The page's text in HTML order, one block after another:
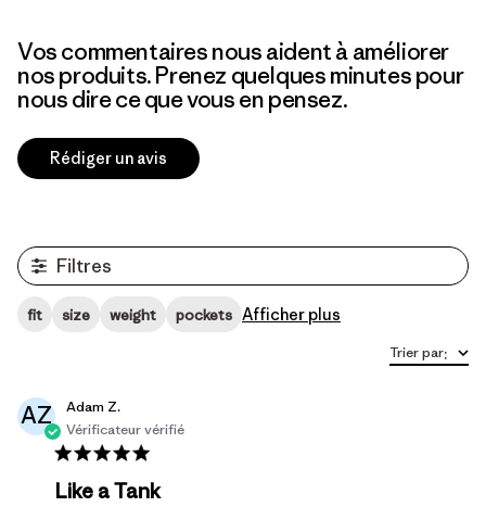
Vos commentaires nous aident à améliorer
nos produits. Prenez quelques minutes pour
nous dire ce que vous en pensez.
Rédiger un avis
Filtres
fit size weight pockets Afficher plus
Trier par:
AZ
Adam Z.
Vérificateur vérifié
Like a Tank